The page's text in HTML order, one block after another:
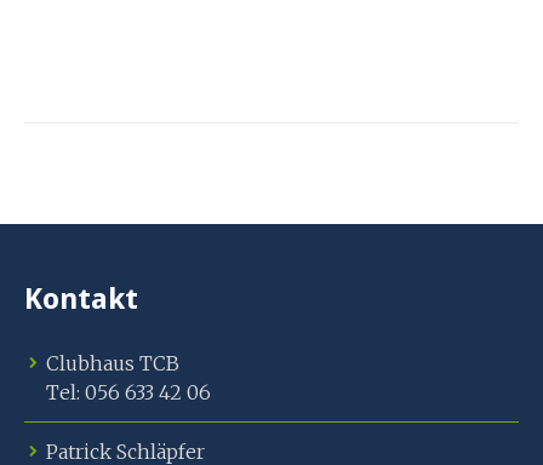
Kontakt
Clubhaus TCB
Tel: 056 633 42 06
Patrick Schläpfer